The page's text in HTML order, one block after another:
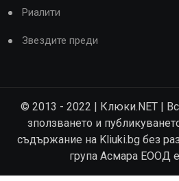
Риалити
Звездите преди
© 2013 - 2022 | Клюки.NET |
зползването и
съдържание на Kliuki.bg без
група Асмара ЕООД